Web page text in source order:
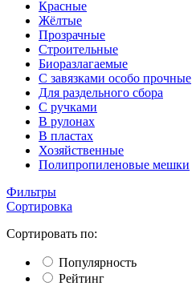
Красные
Жёлтые
Прозрачные
Строительные
Биоразлагаемые
С завязками особо прочные
Для раздельного сбора
С ручками
В рулонах
В пластах
Хозяйственные
Полипропиленовые мешки
Фильтры
Сортировка
Сортировать по:
Популярность
Рейтинг